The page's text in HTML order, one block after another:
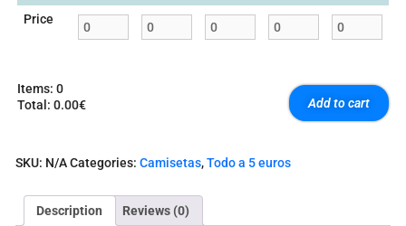
Price
Items: 0
Total : 0.00€
e
Add to cart
SKU: N/ACategories: Camisetas,Todo a 5 euros
Description Reviews (0)